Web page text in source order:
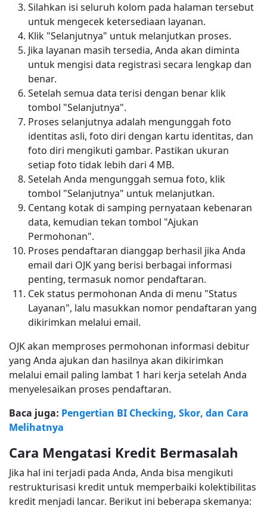
Silahkan isi seluruh kolom pada halaman tersebut
untuk mengecek ketersediaan layanan.
Klik "Selanjutnya" untuk melanjutkan proses.
Jika layanan masih tersedia, Anda akan diminta
untuk mengisi data registrasi secara lengkap dan
benar.
Setelah semua data terisi dengan benar klik
tombol "Selanjutnya".
Proses selanjutnya adalah mengunggah foto
identitas asli, foto diri dengan kartu identitas, dan
foto diri mengikuti gambar. Pastikan ukuran
setiap foto tidak lebih dari 4 MB.
Setelah Anda mengunggah semua foto, klik
tombol "Selanjutnya" untuk melanjutkan.
Centang kotak di samping pernyataan kebenaran
data, kemudian tekan tombol "Ajukan
Permohonan".
Proses pendaftaran dianggap berhasil jika Anda
email dari OJK yang berisi berbagai informasi
penting, termasuk nomor pendaftaran.
Cek status permohonan Anda di menu "Status
Layanan", lalu masukkan nomor pendaftaran yang
dikirimkan melalui email.
OJK akan memproses permohonan informasi debitur
yang Anda ajukan dan hasilnya akan dikirimkan
melalui email paling lambat 1 hari kerja setelah Anda
menyelesaikan proses pendaftaran.
Baca juga: Pengertian BI Checking, Skor, dan Cara
Melihatnya
Cara Mengatasi Kredit Bermasalah
Jika hal ini terjadi pada Anda, Anda bisa mengikuti
restrukturisasi kredit untuk memperbaiki kolektibilitas
kredit menjadi lancar. Berikut ini beberapa skemanya: